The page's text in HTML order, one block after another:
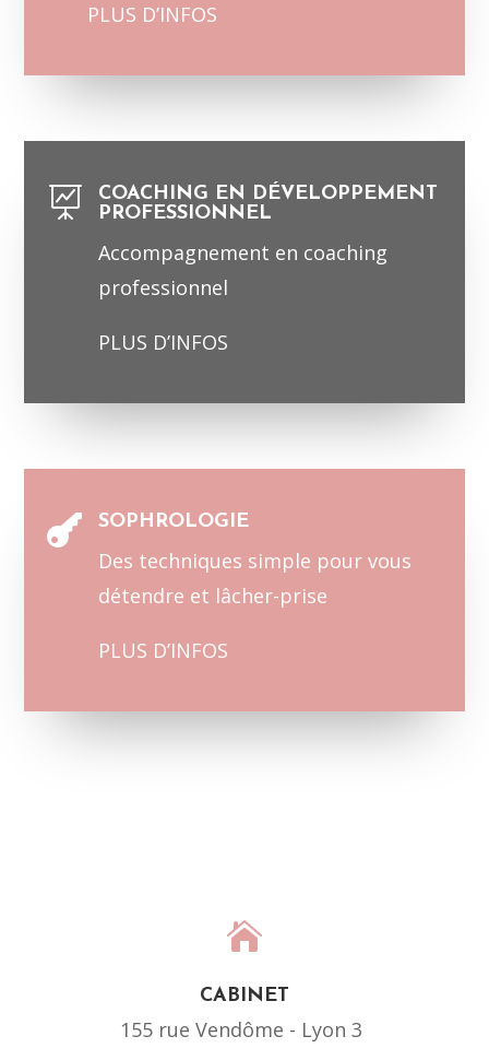
PLUS D’INFOS

COACHING EN DÉVELOPPEMENT
PROFESSIONNEL
Accompagnement en coaching
professionnel
PLUS D’INFOS
 SOPHROLOGIE
Des techniques simple pour vous
détendre et lâcher-prise
PLUS D’INFOS

CABINET
155 rue Vendôme - Lyon 3